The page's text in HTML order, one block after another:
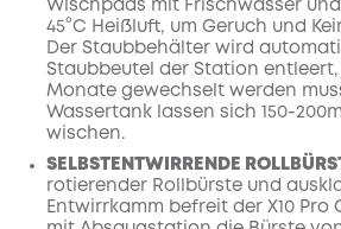
Wischpads mit Frischwasser
45°C Heißluft, um Geruch und
Der Staubbehälter wird
Staubbeutel der Station entleert,
Monate gewechselt werden
Wassertank lassen sich 150-
wischen.
SELBSTENTWIRRENDE
rotierender Rollbürste und
Entwirrkamm befreit der X10 Pro